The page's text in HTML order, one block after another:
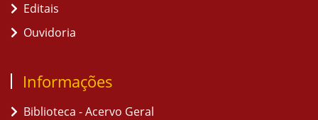
Editais
Ouvidoria
Informações
Biblioteca - Acervo Geral